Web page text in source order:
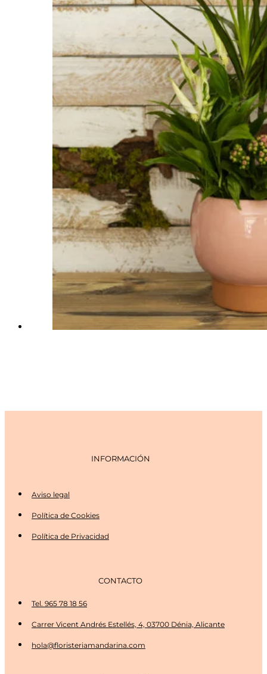
INFORMACIÓN
Aviso legal
Política de Cookies
Política de Privacidad
CONTACTO
Tel. 965 78 18 56
Carrer Vicent Andrés Estellés, 4, 03700 Dénia, Alicante
hola@floristeriamandarina.com